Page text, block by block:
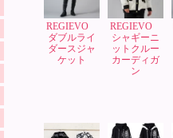
REGIEVO
ダブルライ
ダースジャ
ケット
REGIEVO
シャギーニ
ットクルー
カーディガ
ン